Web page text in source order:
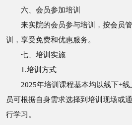
六、会员参加培训
来实院的会员参与培训，按会员管
训，享受免费和优惠服务。
七、培训实施
1.培训方式
2025年培训课程基本均以线下+线
员可根据自身需求选择到培训现场或
行学习。